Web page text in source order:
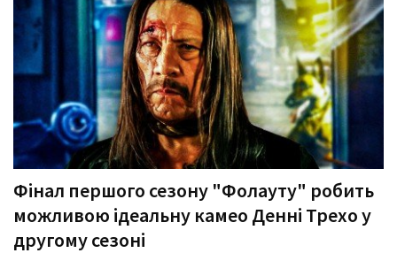
Фінал першого сезону "Фолауту" робить
можливою ідеальну камео Денні Трехо у
другому сезоні